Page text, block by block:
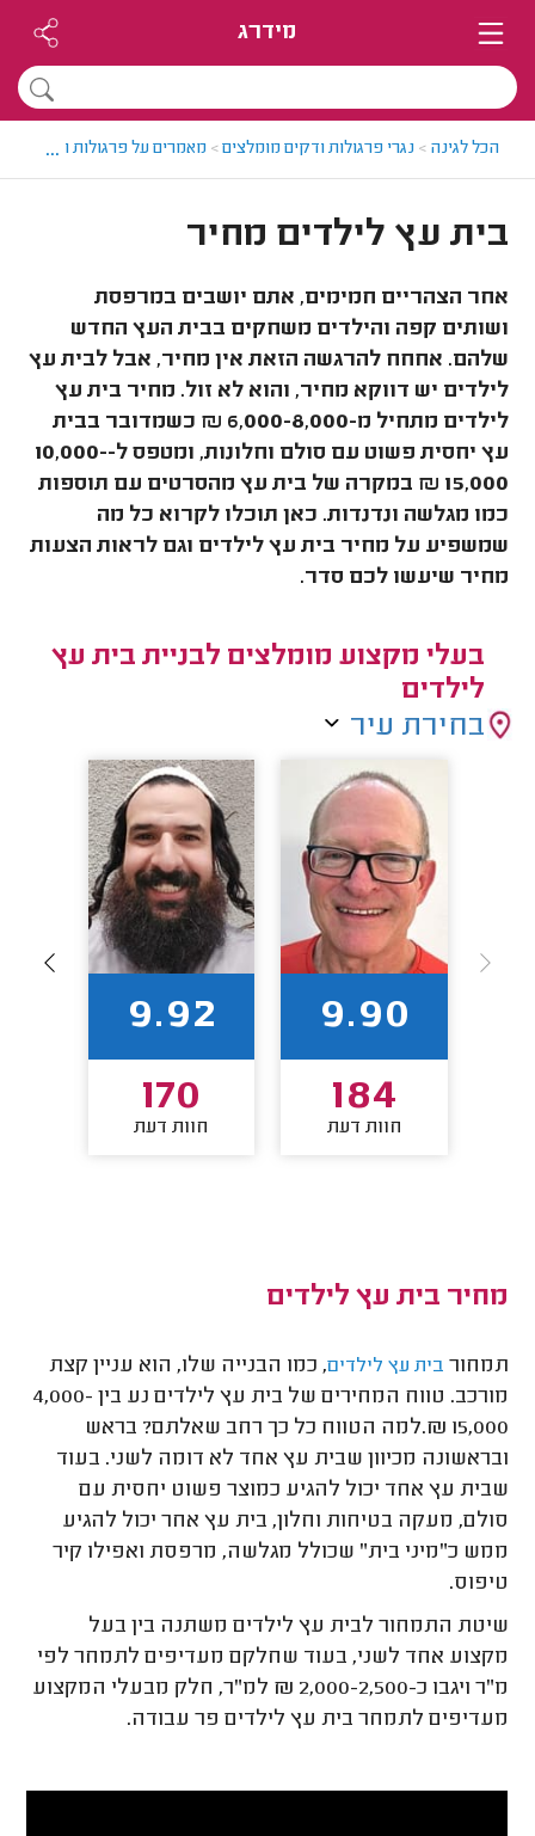
מידרג
הכל לגינה > נגרי פרגולות ודקים מומלצים> מאמרים על פרגולות ודקים
...
בית עץ לילדים מחיר
אחר הצהריים חמימים, אתם יושבים במרפסת
ושותים קפה והילדים משחקים בבית העץ החדש
שלהם. אחחח להרגשה הזאת אין מחיר, אבל לבית עץ
לילדים יש דווקא מחיר, והוא לא זול. מחיר בית עץ
לילדים מתחיל מ-6,000-8,000 ₪ כשמדובר בבית
עץ יחסית פשוט עם סולם וחלונות, ומטפס ל-10,000-
15,000 ₪ במקרה של בית עץ מהסרטים עם תוספות
כמו מגלשה ונדנדות. כאן תוכלו לקרוא כל מה
שמשפיע על מחיר בית עץ לילדים וגם לראות הצעות
מחיר שיעשו לכם סדר.
בעלי מקצוע מומלצים לבניית בית עץ
לילדים
בחירת עיר
9.90
184
חוות דעת
9.92
170
חוות דעת
מחיר בית עץ לילדים
תמחור בית עץ לילדים, כמו הבנייה שלו, הוא עניין קצת
מורכב. טווח המחירים של בית עץ לילדים נע בין 4,000-
15,000 ₪.למה הטווח כל כך רחב שאלתם? בראש
ובראשונה מכיוון שבית עץ אחד לא דומה לשני. בעוד
שבית עץ אחד יכול להגיע כמוצר פשוט יחסית עם
סולם, מעקה בטיחות וחלון, בית עץ אחר יכול להגיע
ממש כ"מיני בית" שכולל מגלשה, מרפסת ואפילו קיר
טיפוס.
שיטת התמחור לבית עץ לילדים משתנה בין בעל
מקצוע אחד לשני, בעוד שחלקם מעדיפים לתמחר לפי
מ"ר ויגבו כ-2,000-2,500 ₪ למ"ר, חלק מבעלי המקצוע
מעדיפים לתמחר בית עץ לילדים פר עבודה.